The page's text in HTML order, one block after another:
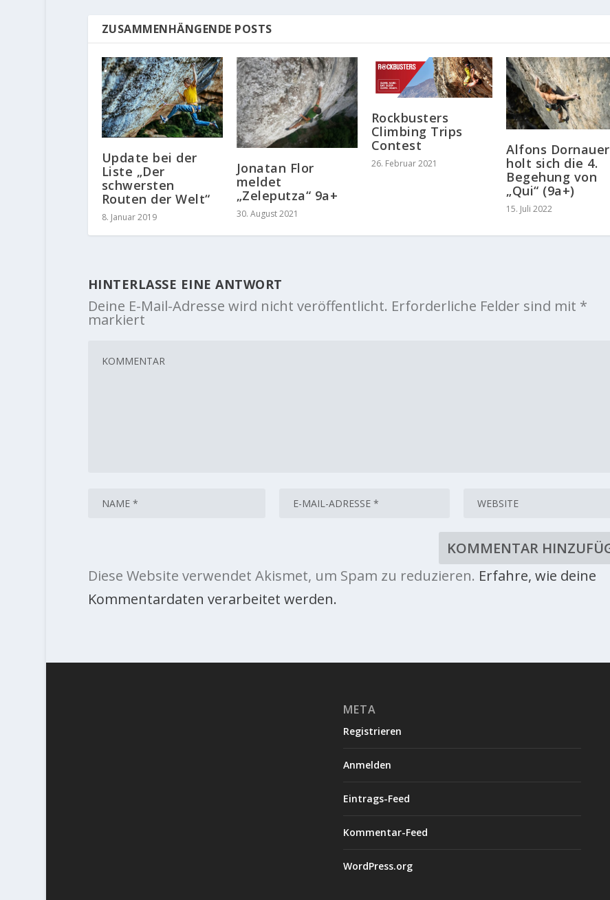
ZUSAMMENHÄNGENDE POSTS
Update bei der
Liste „Der
schwersten
Routen der Welt“
8. Januar 2019
Jonatan Flor
meldet
„Zeleputza“ 9a+
30. August 2021
Rockbusters
Climbing Trips
Contest
26. Februar 2021
Alfons Dornauer
holt sich die 4.
Begehung von
„Qui“ (9a+)
15. Juli 2022
HINTERLASSE EINE ANTWORT
Deine E-Mail-Adresse wird nicht veröffentlicht. Erforderliche Felder sind mit *
markiert
Diese Website verwendet Akismet, um Spam zu reduzieren. Erfahre, wie deine
Kommentardaten verarbeitet werden.
META
Registrieren
Anmelden
Eintrags-Feed
Kommentar-Feed
WordPress.org